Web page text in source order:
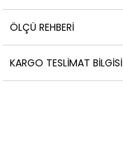
ÖLÇÜ REHBERI
KARGO TESLIMAT BILGISI